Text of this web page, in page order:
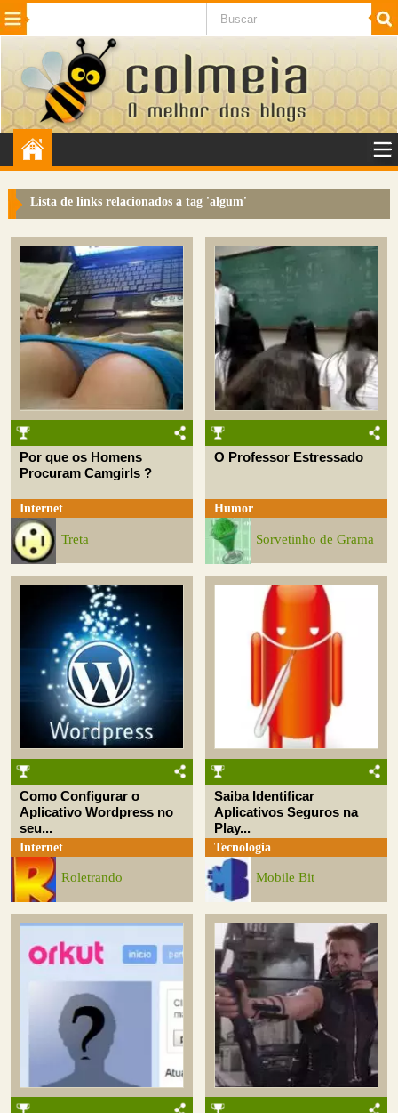
Beleza Cinema e TV
Internet Jogos NotÃ­cias SaÃºde
VeÃ­culos Adulto
Sugerir Link
Colmeia Exchange
Perguntas Frequentes
Sobre
Lista de links relacionados a tag 'algum'
Por que os Homens
Procuram Camgirls ?
Internet
Treta
O Professor Estressado
Humor
Sorvetinho de Grama
Como Configurar o
Aplicativo Wordpress no
seu...
Internet
Roletrando
Saiba Identificar
Aplicativos Seguros na
Play...
Tecnologia
Mobile Bit